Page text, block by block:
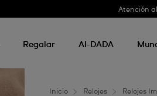
Atención
Regalar AI-DADA
Inicio Relojes Relojes